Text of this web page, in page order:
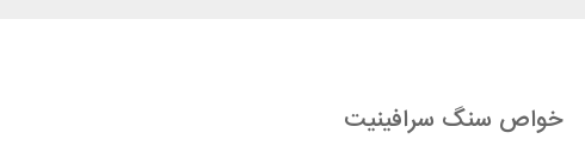
خواص سنگ سرافینیت